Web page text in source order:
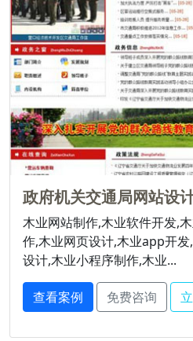
政府机关交通局网站设
木业网站制作,木业软件开发,
作,木业网页设计,木业app开
设计,木业小程序制作,木业...
查看案例 免费咨询